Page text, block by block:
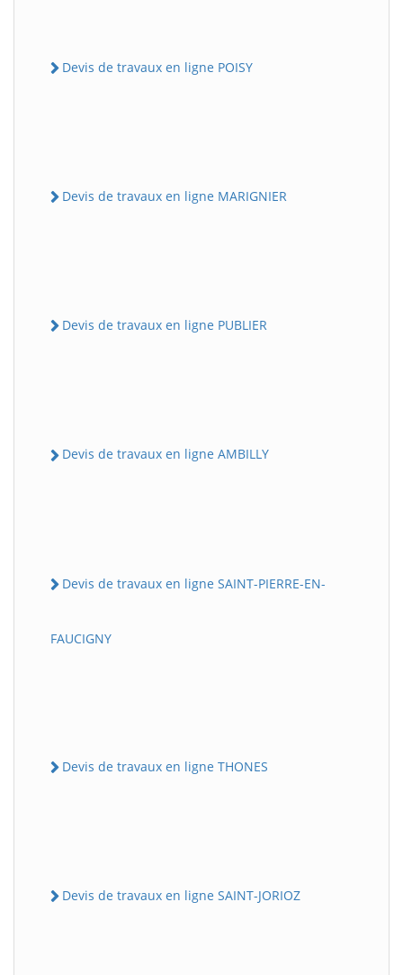
Devis de travaux en ligne POISY
Devis de travaux en ligne MARIGNIER
Devis de travaux en ligne PUBLIER
Devis de travaux en ligne AMBILLY
Devis de travaux en ligne SAINT-PIERRE-EN-
FAUCIGNY
Devis de travaux en ligne THONES
Devis de travaux en ligne SAINT-JORIOZ